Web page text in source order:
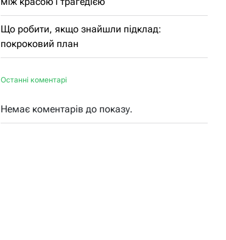
Що робити, якщо знайшли підклад:
покроковий план
Останні коментарі
Немає коментарів до показу.